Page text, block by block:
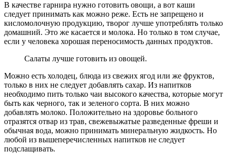
В качестве гарнира нужно готовить овощи, а вот каши
следует принимать как можно реже. Есть не запрещено и
кисломолочную продукцию, творог лучше употреблять только
домашний. Это же касается и молока. Но только в том случае,
если у человека хорошая переносимость данных продуктов.
Салаты лучше готовить из овощей.
Можно есть холодец, блюда из свежих ягод или же фруктов,
только в них не следует добавлять сахар. Из напитков
необходимо пить только чаи высокого качества, которые могут
быть как черного, так и зеленого сорта. В них можно
добавлять молоко. Положительно на здоровье больного
отразятся отвар из трав, свежевыжатые разведенные фреши и
обычная вода, можно принимать минеральную жидкость. Но
любой из вышеперечисленных напитков не следует
подслащивать.